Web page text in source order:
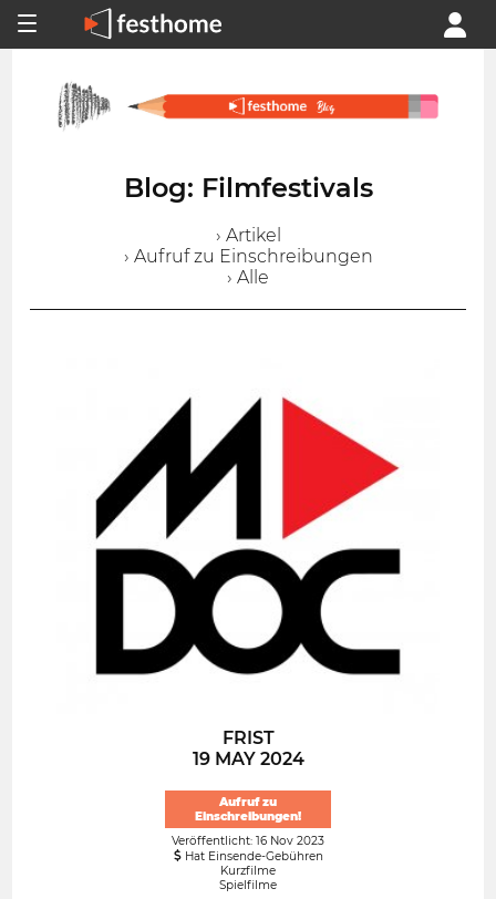
Blog: Filmfestivals
› Artikel
› Aufruf zu Einschreibungen
› Alle
FRIST
19 MAY 2024
Aufruf zu
Einschreibungen!
Veröffentlicht: 16 Nov 2023
Hat Einsende-Gebühren
Kurzfilme
Spielfilme